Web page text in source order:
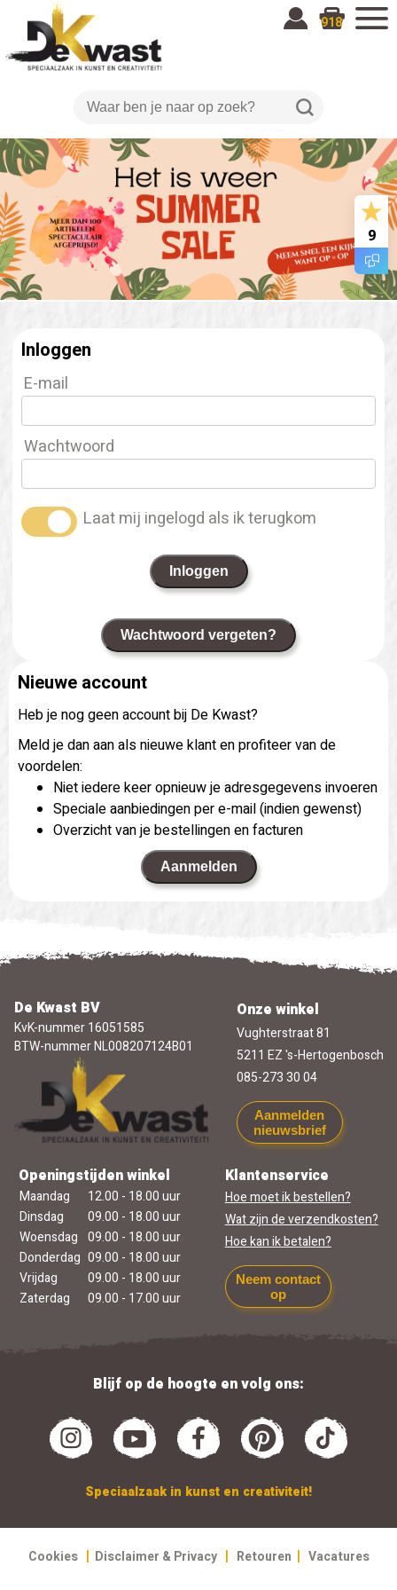
918
9
Inloggen
E-mail
Wachtwoord
Laat mij ingelogd als ik terugkom
Inloggen
Wachtwoord vergeten?
Nieuwe account
Heb je nog geen account bij De Kwast?
Meld je dan aan als nieuwe klant en profiteer van de
voordelen:
Niet iedere keer opnieuw je adresgegevens invoeren
Speciale aanbiedingen per e-mail (indien gewenst)
Overzicht van je bestellingen en facturen
Aanmelden
De Kwast BV
KvK-nummer 16051585
BTW-nummer NL008207124B01
Onze winkel
Vughterstraat 81
5211 EZ 's-Hertogenbosch
085-273 30 04
Aanmelden
nieuwsbrief
Openingstijden winkel
Maandag
12.00 - 18.00 uur
Dinsdag
09.00 - 18.00 uur
Woensdag 09.00 - 18.00 uur
Donderdag 09.00 - 18.00 uur
Vrijdag
09.00 - 18.00 uur
Zaterdag
09.00 - 17.00 uur
Klantenservice
Hoe moet ik bestellen?
Wat zijn de verzendkosten?
Hoe kan ik betalen?
Neem contact
op
Blijf op de hoogte en volg ons:
Speciaalzaak in kunst en creativiteit!
Cookies | Disclaimer & Privacy | Retouren | Vacatures